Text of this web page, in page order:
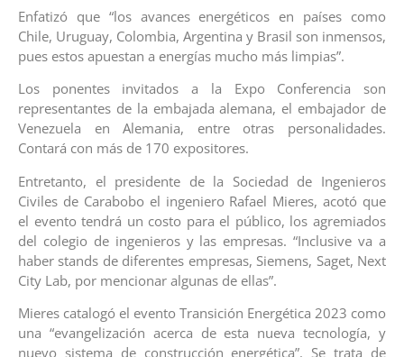
Enfatizó que “los avances energéticos en países como
Chile, Uruguay, Colombia, Argentina y Brasil son inmensos,
pues estos apuestan a energías mucho más limpias”.
Los ponentes invitados a la Expo Conferencia son
representantes de la embajada alemana, el embajador de
Venezuela en Alemania, entre otras personalidades.
Contará con más de 170 expositores.
Entretanto, el presidente de la Sociedad de Ingenieros
Civiles de Carabobo el ingeniero Rafael Mieres, acotó que
el evento tendrá un costo para el público, los agremiados
del colegio de ingenieros y las empresas. “Inclusive va a
haber stands de diferentes empresas, Siemens, Saget, Next
City Lab, por mencionar algunas de ellas”.
Mieres catalogó el evento Transición Energética 2023 como
una “evangelización acerca de esta nueva tecnología, y
nuevo sistema de construcción energética”. Se trata de